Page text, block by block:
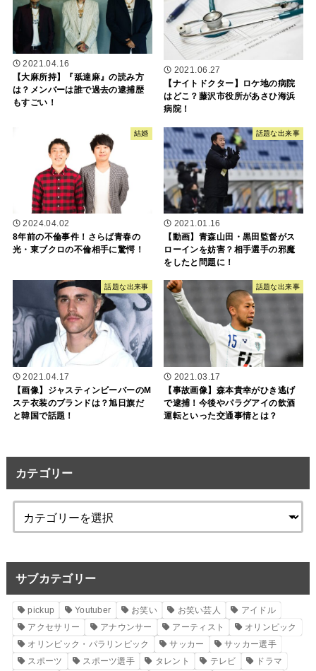
2021.04.16
【大麻所持】『舐達麻』の読み方
は？メンバーは誰で過去の逮捕歴
もすごい！
2021.06.27
【ナイトドクター】ロケ地の病院
はどこ？藤沢市役所があさひ海浜
病院！
結婚
2024.04.02
8年前の不倫事件！さらば青春の
光・東ブクロの不倫相手に驚愕！
話題な出来事
2021.01.16
【動画】青森山田・黒田監督がス
ローインを妨害？相手選手の邪魔
をしたと問題に！
話題な出来事
2021.04.17
【画像】ジャスティンビーバーのM
ステ衣装のブランドは？旭日旗だ
と韓国で話題！
話題な出来事
2021.03.17
【事故画像】森本貴幸がひき逃げ
で逮捕！今後やパラグアイの飲酒
運転といった交通事情とは？
カテゴリー
サブカテゴリー
pickup Youtuber お笑い お笑い芸人
アイドル
アクセサリー
アナウンサー アーティスト
オリンピック
オリンピック・パラリンピック
サッカー
サッカー選手
スポーツ
スポーツ選手 タレント テレビ ドラマ